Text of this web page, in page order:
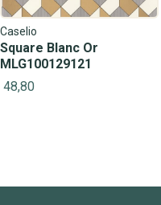
Caselio
Square Blanc Or
MLG100129121
48,80